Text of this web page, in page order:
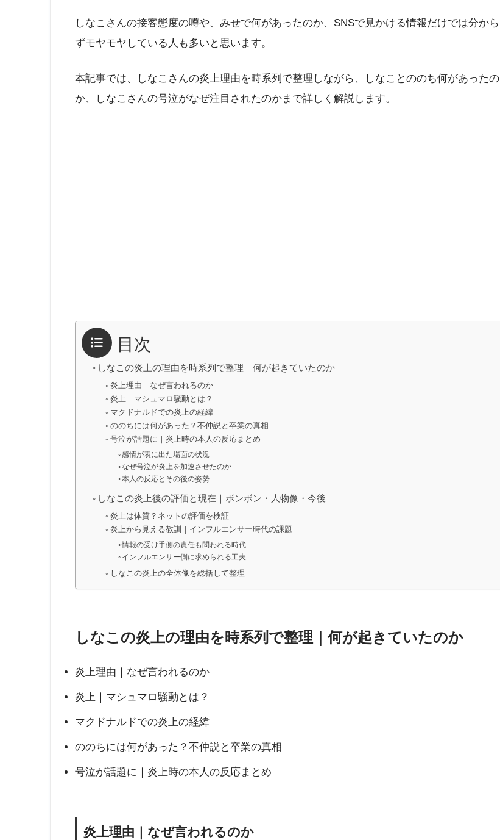
しなこさんの接客態度の噂や、みせで何があったのか、SNSで見かける情報だけでは分から
ずモヤモヤしている人も多いと思います。
本記事では、しなこさんの炎上理由を時系列で整理しながら、しなことののち何があったの
か、しなこさんの号泣がなぜ注目されたのかまで詳しく解説します。
目次
しなこの炎上の理由を時系列で整理｜何が起きていたのか
炎上理由｜なぜ言われるのか
炎上｜マシュマロ騒動とは？
マクドナルドでの炎上の経緯
ののちには何があった？不仲説と卒業の真相
号泣が話題に｜炎上時の本人の反応まとめ
感情が表に出た場面の状況
なぜ号泣が炎上を加速させたのか
本人の反応とその後の姿勢
しなこの炎上後の評価と現在｜ボンボン・人物像・今後
炎上は体質？ネットの評価を検証
炎上から見える教訓｜インフルエンサー時代の課題
情報の受け手側の責任も問われる時代
インフルエンサー側に求められる工夫
しなこの炎上の全体像を総括して整理
しなこの炎上の理由を時系列で整理｜何が起きていたのか
炎上理由｜なぜ言われるのか
炎上｜マシュマロ騒動とは？
マクドナルドでの炎上の経緯
ののちには何があった？不仲説と卒業の真相
号泣が話題に｜炎上時の本人の反応まとめ
炎上理由｜なぜ言われるのか